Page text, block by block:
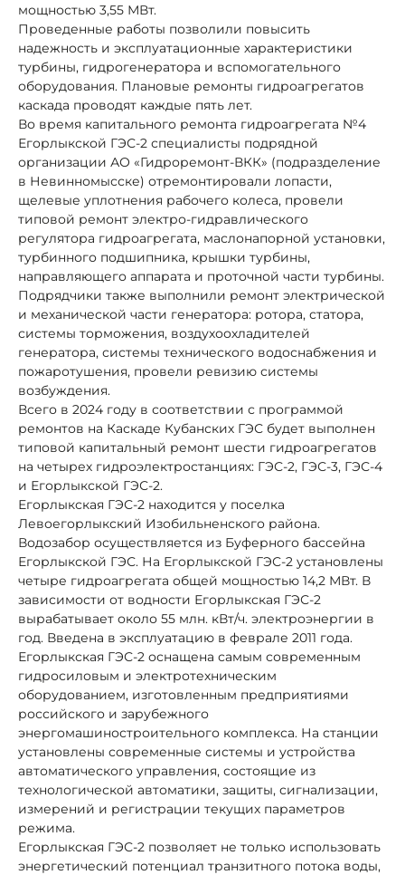
мощностью 3,55 МВт.
Проведенные работы позволили повысить
надежность и эксплуатационные характеристики
турбины, гидрогенератора и вспомогательного
оборудования. Плановые ремонты гидроагрегатов
каскада проводят каждые пять лет.
Во время капитального ремонта гидроагрегата №4
Егорлыкской ГЭС-2 специалисты подрядной
организации АО «Гидроремонт-ВКК» (подразделение
в Невинномысске) отремонтировали лопасти,
щелевые уплотнения рабочего колеса, провели
типовой ремонт электро-гидравлического
регулятора гидроагрегата, маслонапорной установки,
турбинного подшипника, крышки турбины,
направляющего аппарата и проточной части турбины.
Подрядчики также выполнили ремонт электрической
и механической части генератора: ротора, статора,
системы торможения, воздухоохладителей
генератора, системы технического водоснабжения и
пожаротушения, провели ревизию системы
возбуждения.
Всего в 2024 году в соответствии с программой
ремонтов на Каскаде Кубанских ГЭС будет выполнен
типовой капитальный ремонт шести гидроагрегатов
на четырех гидроэлектростанциях: ГЭС-2, ГЭС-3, ГЭС-4
и Егорлыкской ГЭС-2.
Егорлыкская ГЭС-2 находится у поселка
Левоегорлыкский Изобильненского района.
Водозабор осуществляется из Буферного бассейна
Егорлыкской ГЭС. На Егорлыкской ГЭС-2 установлены
четыре гидроагрегата общей мощностью 14,2 МВт. В
зависимости от водности Егорлыкская ГЭС-2
вырабатывает около 55 млн. кВт/ч. электроэнергии в
год. Введена в эксплуатацию в феврале 2011 года.
Егорлыкская ГЭС-2 оснащена самым современным
гидросиловым и электротехническим
оборудованием, изготовленным предприятиями
российского и зарубежного
энергомашиностроительного комплекса. На станции
установлены современные системы и устройства
автоматического управления, состоящие из
технологической автоматики, защиты, сигнализации,
измерений и регистрации текущих параметров
режима.
Егорлыкская ГЭС-2 позволяет не только использовать
энергетический потенциал транзитного потока воды,